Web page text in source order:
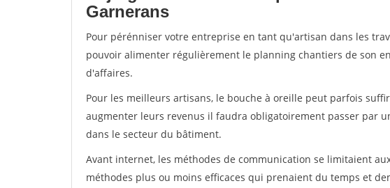
Garnerans
Pour pérénniser votre entreprise en tant qu'artisan dans les
pouvoir alimenter régulièrement le planning chantiers de son
d'affaires.
Pour les meilleurs artisans, le bouche à oreille peut parfois
augmenter leurs revenus il faudra obligatoirement passer par
dans le secteur du bâtiment.
Avant internet, les méthodes de communication se limitaient
méthodes plus ou moins efficaces qui prenaient du temps et